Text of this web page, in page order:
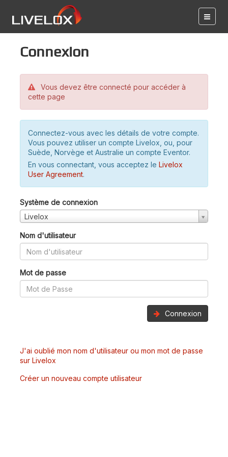
Connexion
Vous devez être connecté pour accéder à
cette page
Connectez-vous avec les détails de votre compte.
Vous pouvez utiliser un compte Livelox, ou, pour
Suède, Norvège et Australie un compte Eventor.
En vous connectant, vous acceptez le Livelox
User Agreement.
Système de connexion
Livelox
Nom d'utilisateur
Mot de passe
Connexion
J'ai oublié mon nom d'utilisateur ou mon mot de passe
sur Livelox
Créer un nouveau compte utilisateur